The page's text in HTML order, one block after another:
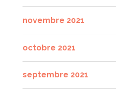
novembre 2021
octobre 2021
septembre 2021